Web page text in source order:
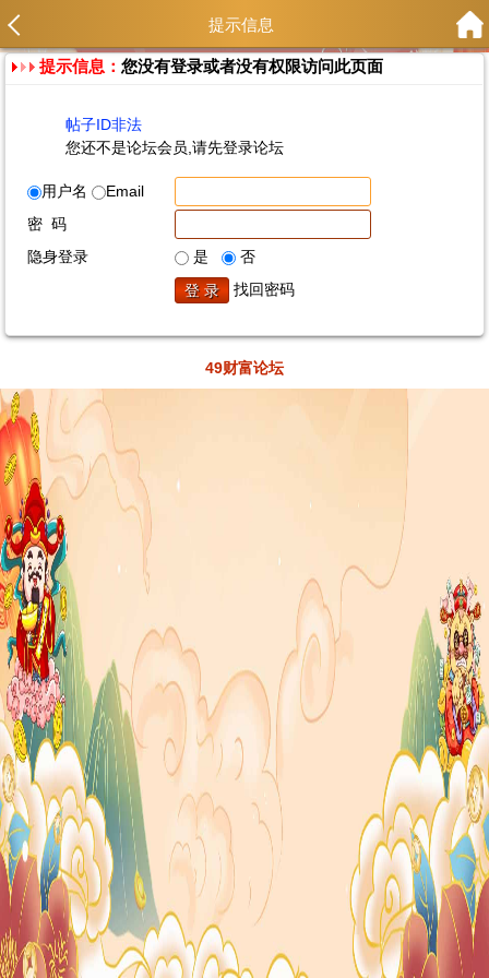
提示信息
提示信息：您没有登录或者没有权限访问此页面
帖子ID非法
您还不是论坛会员,请先登录论坛
用户名
Email
密 码
隐身登录
是
否
找回密码
49财富论坛